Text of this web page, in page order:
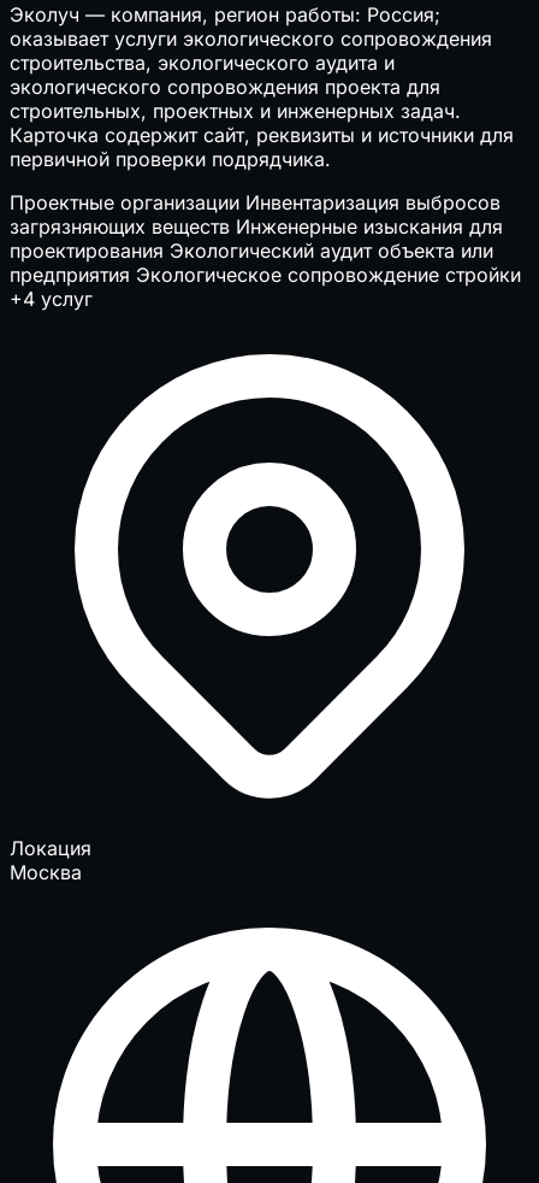
Эколуч — компания, регион работы: Россия;
оказывает услуги экологического сопровождения
строительства, экологического аудита и
экологического сопровождения проекта для
строительных, проектных и инженерных задач.
Карточка содержит сайт, реквизиты и источники для
первичной проверки подрядчика.
Проектные организации Инвентаризация выбросов
загрязняющих веществ Инженерные изыскания для
проектирования Экологический аудит объекта или
предприятия Экологическое сопровождение стройки
+4 услуг
Локация
Москва